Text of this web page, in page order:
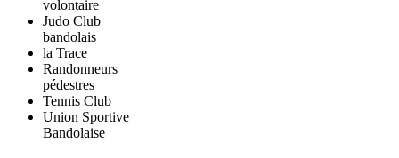
volontaire
Judo Club
bandolais
la Trace
Randonneurs
pédestres
Tennis Club
Union Sportive
Bandolaise